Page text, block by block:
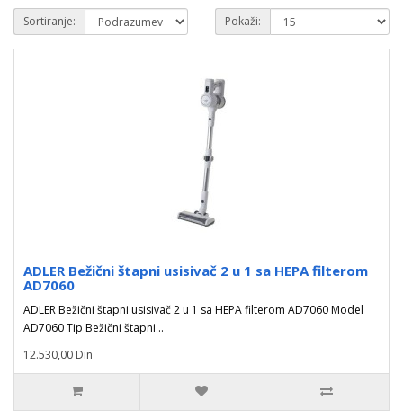
Sortiranje: Pokaži:
ADLER Bežični štapni usisivač 2 u 1 sa HEPA filterom
AD7060
ADLER Bežični štapni usisivač 2 u 1 sa HEPA filterom AD7060 Model
AD7060 Tip Bežični štapni ..
12.530,00 Din